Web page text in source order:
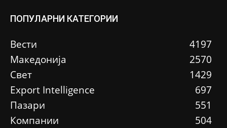
ПОПУЛАРНИ КАТЕГОРИИ
Вести
4197
Македонија
2570
Свет
1429
Еxport Intelligence
697
Пазари
551
Компании
504